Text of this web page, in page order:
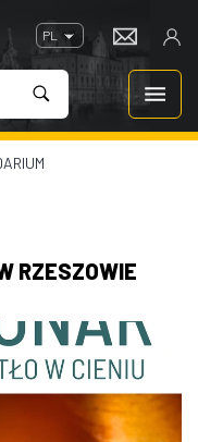
PL
RZESZOWIE